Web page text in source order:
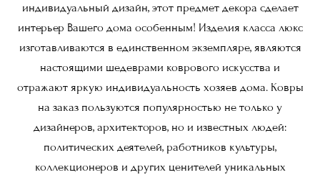
индивидуальный дизайн, этот предмет декора сделает
интерьер Вашего дома особенным! Изделия класса люкс
изготавливаются в единственном экземпляре, являются
настоящими шедеврами коврового искусства и
отражают яркую индивидуальность хозяев дома. Ковры
на заказ пользуются популярностью не только у
дизайнеров, архитекторов, но и известных людей:
политических деятелей, работников культуры,
коллекционеров и других ценителей уникальных